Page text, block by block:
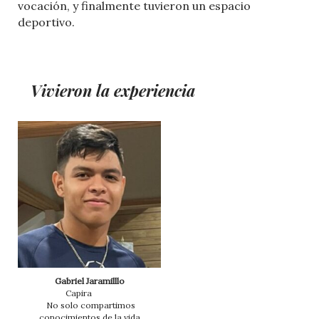
vocación, y finalmente tuvieron un espacio
deportivo.
Vivieron la experiencia
Gabriel Jaramilllo
Capira
No solo compartimos